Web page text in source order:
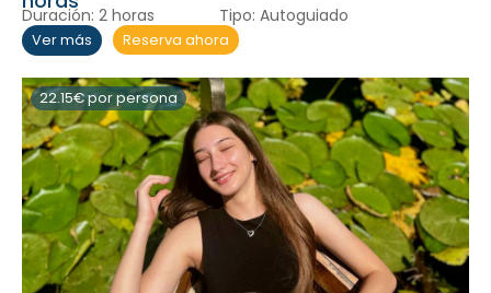
Duración: 2 horas Tipo: Autoguiado
Ver más Reserva ahora
22.15€ por persona